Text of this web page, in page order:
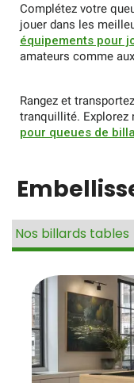
Complétez votre
jouer dans les
équipements pour
amateurs comme
Rangez et
tranquillité.
pour queues de